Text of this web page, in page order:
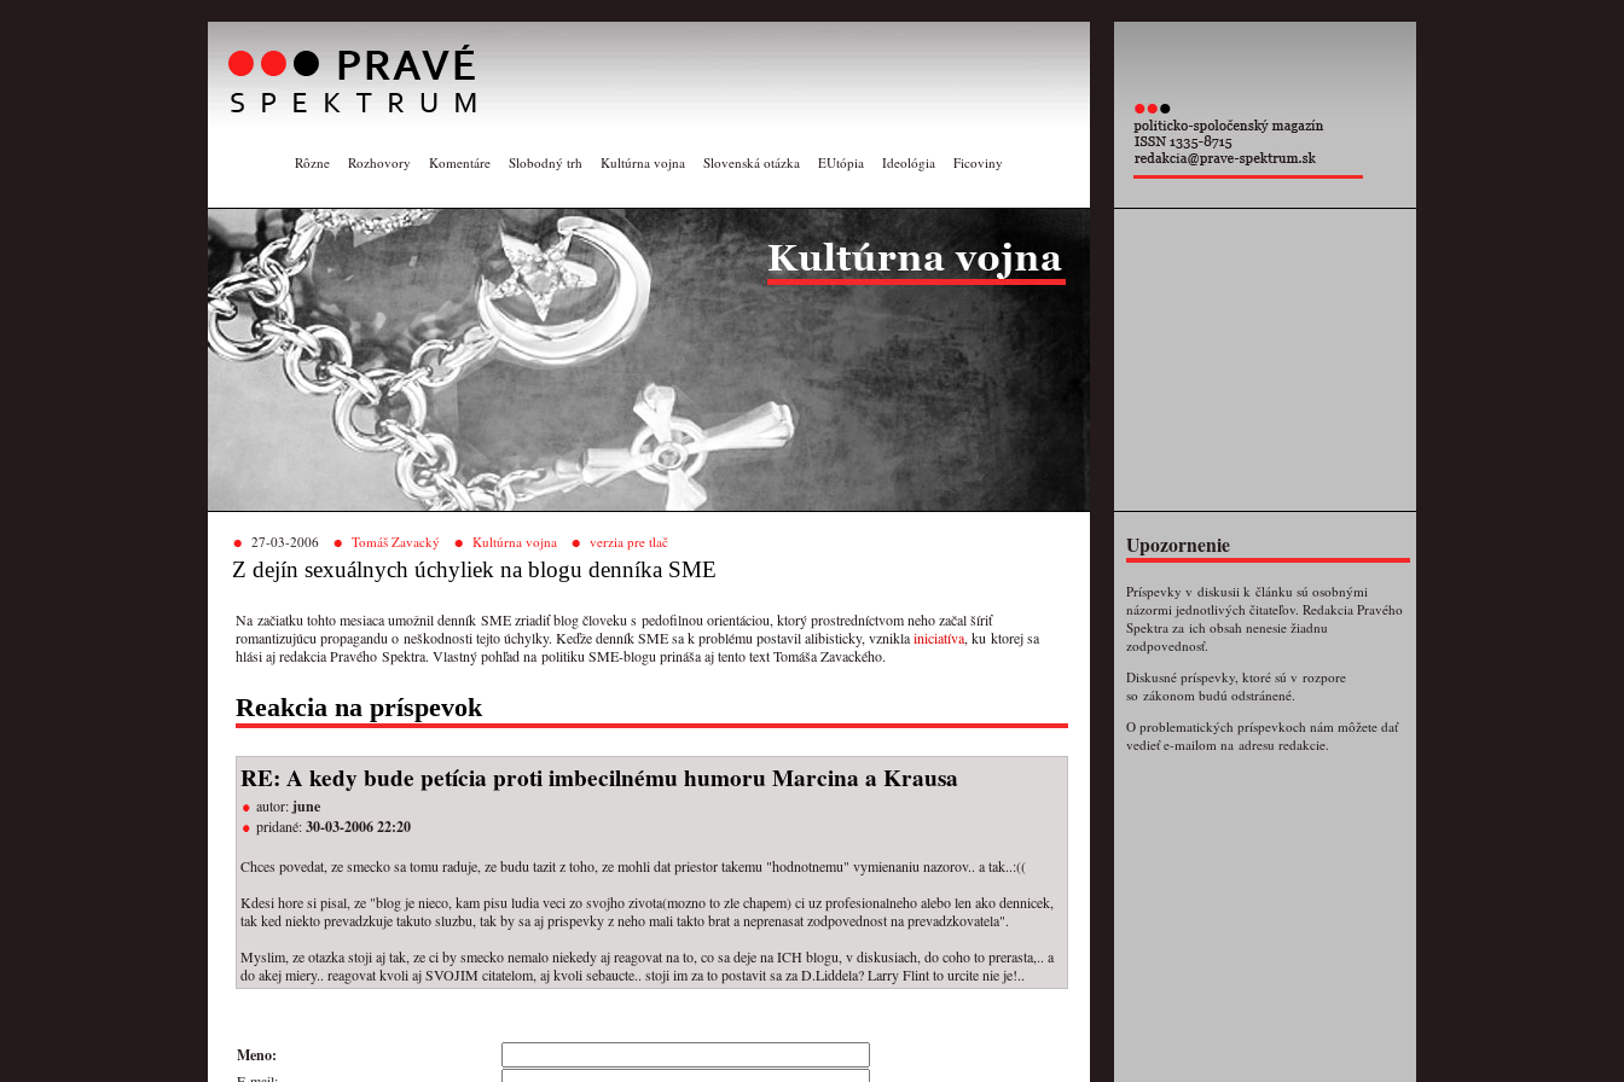
Rôzne Rozhovory Komentáre Slobodný trh Kultúrna vojna Slovenská otázka EUtópia Ideológia Ficoviny
27-03-2006 Tomáš Zavacký Kultúrna vojna verzia pre tlač
Z dejín sexuálnych úchyliek na blogu denníka SME
Na začiatku tohto mesiaca umožnil denník SME zriadiť blog človeku s pedofilnou orientáciou, ktorý prostredníctvom neho začal šíriť
romantizujúcu propagandu o neškodnosti tejto úchylky. Keďže denník SME sa k problému postavil alibisticky, vzniklainiciatíva, ku ktorej sa
hlási aj redakcia Pravého Spektra. Vlastný pohľad na politiku SME-blogu prináša aj tento text Tomáša Zavackého.
Reakcia na príspevok
RE: A kedy bude petícia proti imbecilnému humoru Marcina a Krausa
autor: june
pridané:30-03-2006 22:20
Chces povedat, ze smecko sa tomu raduje, ze budu tazit z toho, ze mohli dat priestor takemu "hodnotnemu" vymienaniu nazorov.. a tak..:((
Kdesi hore si pisal, ze "blog je nieco, kam pisu ludia veci zo svojho zivota(mozno to zle chapem) ci uz profesionalneho alebo len ako dennicek,
tak ked niekto prevadzkuje takuto sluzbu, tak by sa aj prispevky z neho mali takto brat a neprenasat zodpovednost na prevadzkovatela".
Myslim, ze otazka stoji aj tak, ze ci by smecko nemalo niekedy aj reagovat na to, co sa deje na ICH blogu, v diskusiach, do coho to prerasta,.. a
do akej miery.. reagovat kvoli aj SVOJIM citatelom, aj kvoli sebaucte.. stoji im za to postavit sa za D.Liddela? Larry Flint to urcite nie je!..
Meno:
Upozornenie
Príspevky v diskusii k článku sú osobnými
názormi jednotlivých čitateľov. Redakcia Pravého
Spektra za ich obsah nenesie žiadnu
zodpovednosť.
Diskusné príspevky, ktoré sú v rozpore
so zákonom budú odstránené.
O problematických príspevkoch nám môžete dať
vedieť e-mailom na adresu redakcie.